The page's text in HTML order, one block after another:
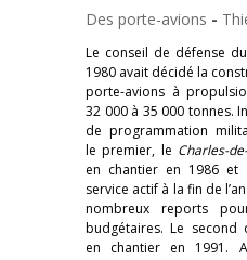
Des porte-avions -
Le conseil de défense
1980 avait décidé la
porte-avions à
32 000 à 35 000 tonnes.
de programmation
le premier, le Charles-
en chantier en 1986 et
service actif à la fin de
nombreux reports
budgétaires. Le second
en chantier en 1991.